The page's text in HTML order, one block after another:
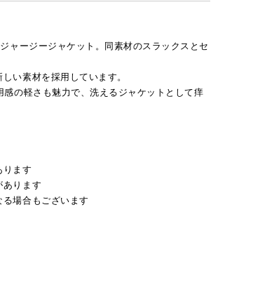
ャージージャケット。同素材のスラックスとセ
い素材を採用しています。
の軽さも魅力で、洗えるジャケットとして痒
ります
あります
場合もございます